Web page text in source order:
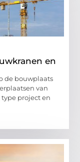
en
de bouwplaats
van
project en